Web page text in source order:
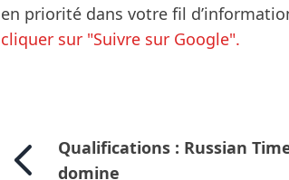
en priorité dans votre fil
cliquer sur "Suivre sur Google".
Qualifications : Russian
domine